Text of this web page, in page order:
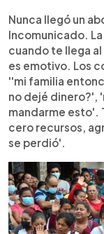
Nunca llegó un
Incomunicado.
cuando te llega
es emotivo. Los
''mi familia
no dejé dinero?',
mandarme esto'.
cero recursos,
se perdió'.